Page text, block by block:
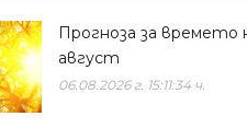
Прогноза за времето
август
06.08.2026 г. 15:11:34 ч.